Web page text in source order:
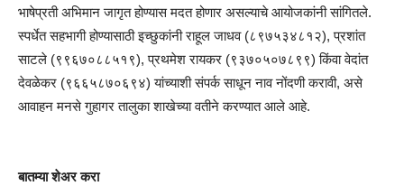
भाषेप्रती अभिमान जागृत होण्यास मदत होणार असल्याचे आयोजकांनी सांगितले.
स्पर्धेत सहभागी होण्यासाठी इच्छुकांनी राहूल जाधव (८९७५३४८१२), प्रशांत
साटले (९९६७०८८५१९), प्रथमेश रायकर (९३७०५०७८९९) किंवा वेदांत
देवळेकर (९६६५८७०६९४) यांच्याशी संपर्क साधून नाव नोंदणी करावी, असे
आवाहन मनसे गुहागर तालुका शाखेच्या वतीने करण्यात आले आहे.
बातम्या शेअर करा